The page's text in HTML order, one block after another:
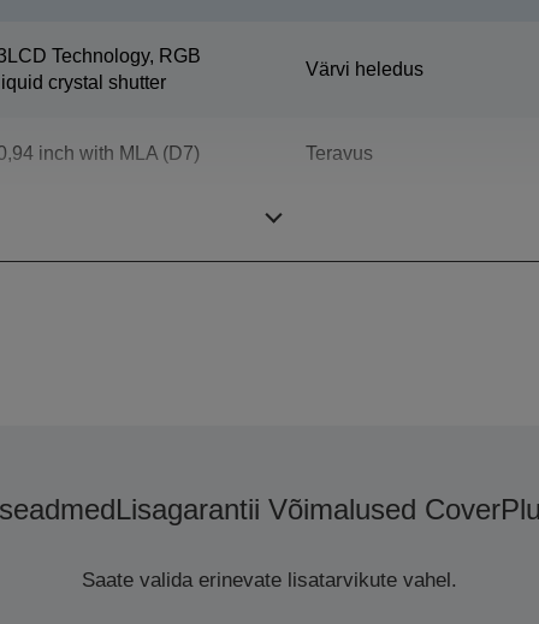
Technology, RGB
crystal shutter
inch with MLA (D7)
Värvi heledus
Teravus
Lisagarantii Võimalused
Saate valida erinevate lisatarvikute vahel.